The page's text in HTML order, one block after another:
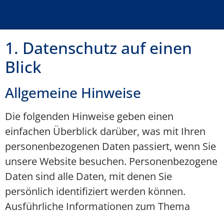
1. Datenschutz auf einen
Blick
Allgemeine Hinweise
Die folgenden Hinweise geben einen
einfachen Überblick darüber, was mit Ihren
personenbezogenen Daten passiert, wenn Sie
unsere Website besuchen. Personenbezogene
Daten sind alle Daten, mit denen Sie
persönlich identifiziert werden können.
Ausführliche Informationen zum Thema